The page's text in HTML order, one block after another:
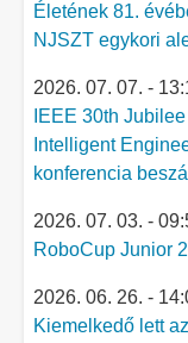
Életének 81.
NJSZT egykori
2026. 07. 07. -
IEEE 30th
Intelligent
konferencia
2026. 07. 03. -
RoboCup Junior
2026. 06. 26. -
Kiemelkedő lett